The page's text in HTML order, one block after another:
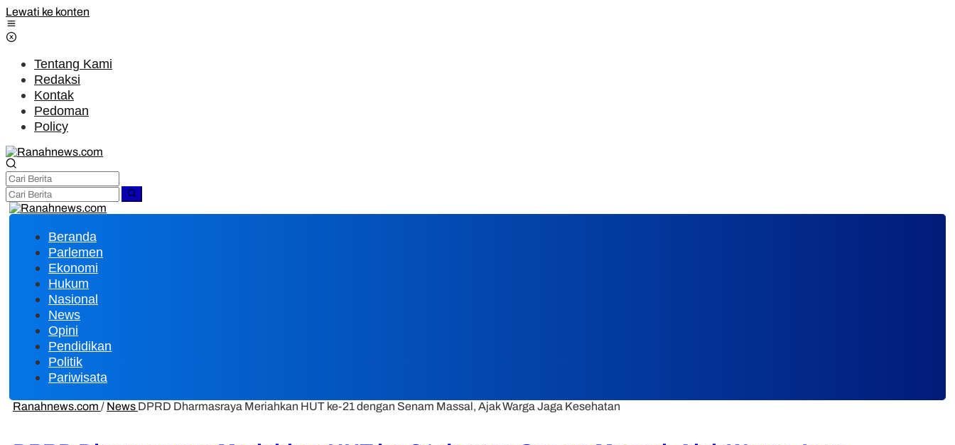
Lewati ke konten
Tentang Kami
Redaksi
Kontak
Pedoman
Policy
Beranda
Parlemen
Ekonomi
Hukum
Nasional
News
Opini
Pendidikan
Politik
Pariwisata
Ranahnews.com / News DPRD Dharmasraya Meriahkan HUT ke-21 dengan Senam Massal, Ajak Warga Jaga Kesehatan